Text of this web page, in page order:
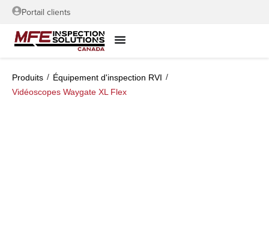
Portail clients
Produits / Équipement d'inspection RVI /
Vidéoscopes Waygate XL Flex